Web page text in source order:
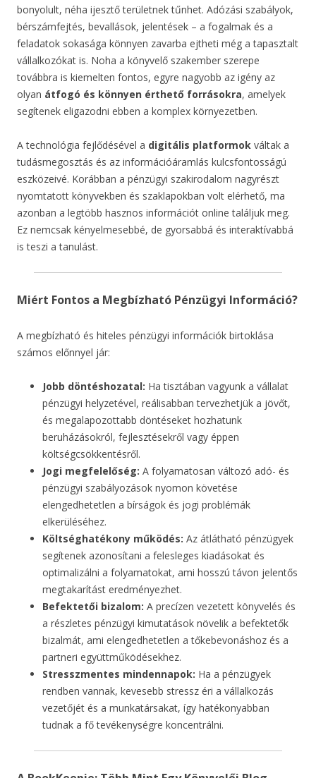
bonyolult, néha ijesztő területnek tűnhet. Adózási szabályok,
bérszámfejtés, bevallások, jelentések – a fogalmak és a
feladatok sokasága könnyen zavarba ejtheti még a tapasztalt
vállalkozókat is. Noha a könyvelő szakember szerepe
továbbra is kiemelten fontos, egyre nagyobb az igény az
olyan átfogó és könnyen érthető forrásokra, amelyek
segítenek eligazodni ebben a komplex környezetben.
A technológia fejlődésével a digitális platformok váltak a
tudásmegosztás és az információáramlás kulcsfontosságú
eszközeivé. Korábban a pénzügyi szakirodalom nagyrészt
nyomtatott könyvekben és szaklapokban volt elérhető, ma
azonban a legtöbb hasznos információt online találjuk meg.
Ez nemcsak kényelmesebbé, de gyorsabbá és interaktívabbá
is teszi a tanulást.
Miért Fontos a Megbízható Pénzügyi Információ?
A megbízható és hiteles pénzügyi információk birtoklása
számos előnnyel jár:
Jobb döntéshozatal: Ha tisztában vagyunk a vállalat
pénzügyi helyzetével, reálisabban tervezhetjük a jövőt,
és megalapozottabb döntéseket hozhatunk
beruházásokról, fejlesztésekről vagy éppen
költségcsökkentésről.
Jogi megfelelőség: A folyamatosan változó adó- és
pénzügyi szabályozások nyomon követése
elengedhetetlen a bírságok és jogi problémák
elkerüléséhez.
Költséghatékony működés: Az átlátható pénzügyek
segítenek azonosítani a felesleges kiadásokat és
optimalizálni a folyamatokat, ami hosszú távon jelentős
megtakarítást eredményezhet.
Befektetői bizalom: A precízen vezetett könyvelés és
a részletes pénzügyi kimutatások növelik a befektetők
bizalmát, ami elengedhetetlen a tőkebevonáshoz és a
partneri együttműködésekhez.
Stresszmentes mindennapok: Ha a pénzügyek
rendben vannak, kevesebb stressz éri a vállalkozás
vezetőjét és a munkatársakat, így hatékonyabban
tudnak a fő tevékenységre koncentrálni.